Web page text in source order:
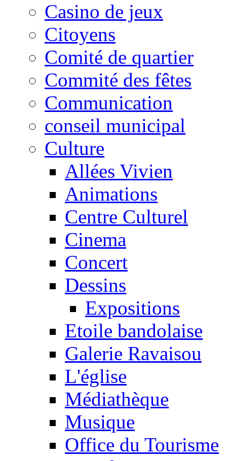
Casino de jeux
Citoyens
Comité de quartier
Commité des fêtes
Communication
conseil municipal
Culture
Allées Vivien
Animations
Centre Culturel
Cinema
Concert
Dessins
Expositions
Etoile bandolaise
Galerie Ravaisou
L'église
Médiathèque
Musique
Office du Tourisme